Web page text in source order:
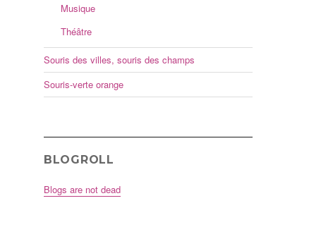
Musique
Théâtre
Souris des villes, souris des champs
Souris-verte orange
BLOGROLL
Blogs are not dead